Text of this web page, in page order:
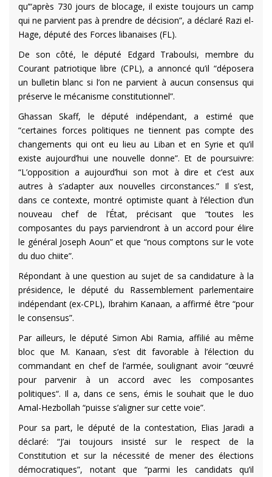
qu’“après 730 jours de blocage, il existe toujours un camp
qui ne parvient pas à prendre de décision”, a déclaré Razi el-
Hage, député des Forces libanaises (FL).
De son côté, le député Edgard Traboulsi, membre du
Courant patriotique libre (CPL), a annoncé qu’il “déposera
un bulletin blanc si l’on ne parvient à aucun consensus qui
préserve le mécanisme constitutionnel”.
Ghassan Skaff, le député indépendant, a estimé que
“certaines forces politiques ne tiennent pas compte des
changements qui ont eu lieu au Liban et en Syrie et qu’il
existe aujourd’hui une nouvelle donne”. Et de poursuivre:
“L’opposition a aujourd’hui son mot à dire et c’est aux
autres à s’adapter aux nouvelles circonstances.” Il s’est,
dans ce contexte, montré optimiste quant à l’élection d’un
nouveau chef de l’État, précisant que “toutes les
composantes du pays parviendront à un accord pour élire
le général Joseph Aoun” et que “nous comptons sur le vote
du duo chiite”.
Répondant à une question au sujet de sa candidature à la
présidence, le député du Rassemblement parlementaire
indépendant (ex-CPL), Ibrahim Kanaan, a affirmé être “pour
le consensus”.
Par ailleurs, le député Simon Abi Ramia, affilié au même
bloc que M. Kanaan, s’est dit favorable à l’élection du
commandant en chef de l’armée, soulignant avoir “œuvré
pour parvenir à un accord avec les composantes
politiques“. Il a, dans ce sens, émis le souhait que le duo
Amal-Hezbollah “puisse s’aligner sur cette voie”.
Pour sa part, le député de la contestation, Elias Jaradi a
déclaré: “J’ai toujours insisté sur le respect de la
Constitution et sur la nécessité de mener des élections
démocratiques”, notant que “parmi les candidats qu’il